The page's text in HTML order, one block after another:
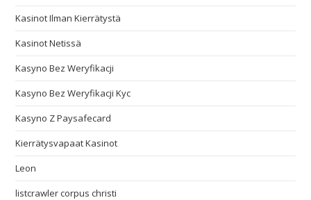
Kasinot Ilman Kierrätystä
Kasinot Netissä
Kasyno Bez Weryfikacji
Kasyno Bez Weryfikacji Kyc
Kasyno Z Paysafecard
Kierrätysvapaat Kasinot
Leon
listcrawler corpus christi